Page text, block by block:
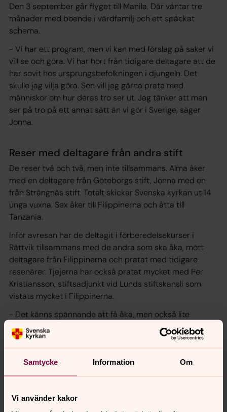
Samtycke Information Om
Vi använder kakor
Den 3 september går flyget till Manila. Där väntar tre
månader med boende i värdfamilj och ett späckat
schema.
- Vi har ett program, men vi kan med förslag på saker vi
vill se och göra. Vi har hört från tidigare deltagare att de
har sovit hos ursprungsbefolkningen i djungeln. Det
skulle jag vilja göra. Sen vill jag gärna prata med
människor om hur deras tro ser ut. Jag tänker att man
ser på tro på ett annat sätt än vi gör i Sverige, säger
Jonna.
Reser med deltagare från andra stift
De reser två och två, men inte tillsammans. Alma åker
med en deltagare från Göteborgs stift, Jonna med en
från Strängnäs stift. Totalt skickar Svenska kyrkan ut 14
unga vuxna. Sex åker till Filippinerna och åtta till
Tanzania.
Inför avresan har de deltagit i förberedelsekurser i
Rättvik tillsammans med de andra som ska åka, mött
deltagare från Filippinerna och pratat med tidigare
resenärer. Tjejerna har också pratat mycket med Per
Kristiansson, stiftsadjunkt vid Lunds stiftskansli som
vistats mycket i Filippinerna.
- Det känns spännande att få åka, men också lite
nervöst att klara sig själv. Jag har funderat en del på vad
och hur jag ska berätta om min kyrka och
hemförsamling. Sen har jag pratat med en kompis också
som är från Filippinerna och lyssnat på en del
resepoddar, säger Alma.